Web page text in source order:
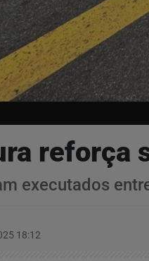
reforça
executados
18:12